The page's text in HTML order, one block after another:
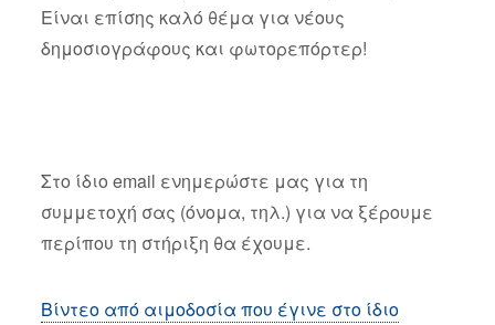
Είναι επίσης καλό θέμα για νέους
δημοσιογράφους και φωτορεπόρτερ!
Στο ίδιο email ενημερώστε μας για τη
συμμετοχή σας (όνομα, τηλ.) για να ξέρουμε
περίπου τη στήριξη θα έχουμε.
Βίντεο από αιμοδοσία που έγινε στο ίδιο